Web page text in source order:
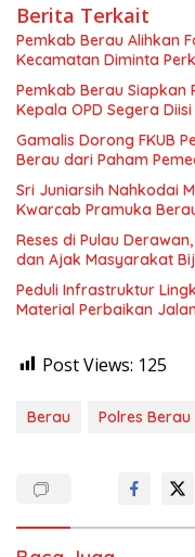
Berita Terkait
Pemkab Berau Alihkan
Kecamatan Diminta
Pemkab Berau Siapkan
Kepala OPD Segera Diisi
Gamalis Dorong FKUB
Berau dari Paham
Sri Juniarsih Nahkodai
Kwarcab Pramuka
Reses di Pulau
dan Ajak Masyarakat
Peduli Infrastruktur
Material Perbaikan
Post Views: 125
Berau Polres Berau